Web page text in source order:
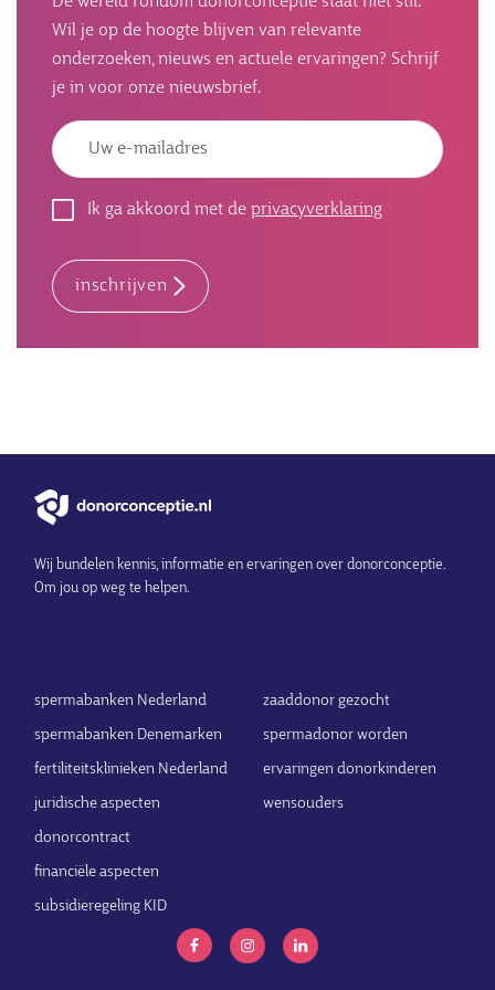
Wil je op de hoogte blijven van relevante
onderzoeken, nieuws en actuele ervaringen? Schrijf
je in voor onze nieuwsbrief.
Ik ga akkoord met de privacyverklaring
inschrijven
Wij bundelen kennis, informatie en ervaringen over donorconceptie.
Om jou op weg te helpen.
spermabanken Nederland
spermabanken Denemarken
fertiliteitsklinieken Nederland
juridische aspecten
donorcontract
financiële aspecten
subsidieregeling KID
zaaddonor gezocht
spermadonor worden
ervaringen donorkinderen
wensouders